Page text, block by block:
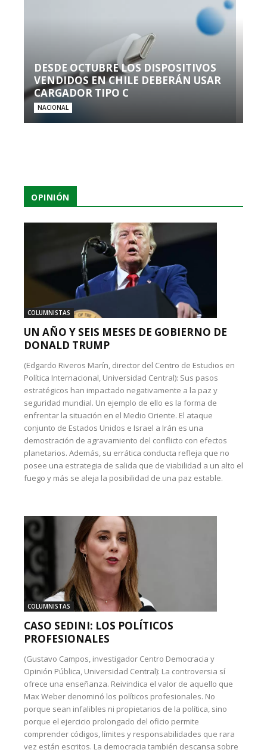
DESDE OCTUBRE LOS DISPOSITIVOS
VENDIDOS EN CHILE DEBERÁN USAR
CARGADOR TIPO C
NACIONAL
OPINIÓN
COLUMNISTAS
UN AÑO Y SEIS MESES DE GOBIERNO DE
DONALD TRUMP
(Edgardo Riveros Marín, director del Centro de Estudios en
Política Internacional, Universidad Central): Sus pasos
estratégicos han impactado negativamente a la paz y
seguridad mundial. Un ejemplo de ello es la forma de
enfrentar la situación en el Medio Oriente. El ataque
conjunto de Estados Unidos e Israel a Irán es una
demostración de agravamiento del conflicto con efectos
planetarios. Además, su errática conducta refleja que no
posee una estrategia de salida que de viabilidad a un alto el
fuego y más se aleja la posibilidad de una paz estable.
COLUMNISTAS
CASO SEDINI: LOS POLÍTICOS
PROFESIONALES
(Gustavo Campos, investigador Centro Democracia y
Opinión Pública, Universidad Central): La controversia sí
ofrece una enseñanza. Reivindica el valor de aquello que
Max Weber denominó los políticos profesionales. No
porque sean infalibles ni propietarios de la política, sino
porque el ejercicio prolongado del oficio permite
comprender códigos, límites y responsabilidades que rara
vez están escritos. La democracia también descansa sobre